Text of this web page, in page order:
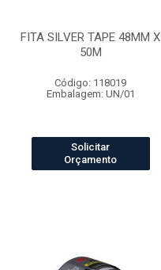
FITA SILVER TAPE 48MM X
50M
Código: 118019
Embalagem: UN/01
Solicitar
Orçamento